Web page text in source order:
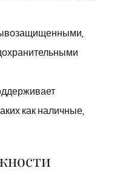
как наличные,